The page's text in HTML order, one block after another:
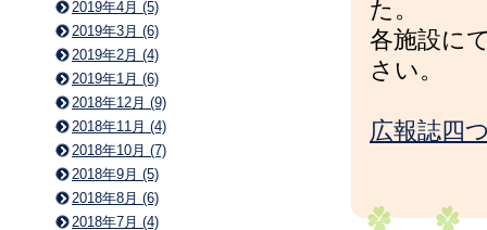
た。
各施設に
さい。
広報誌四
2019年4月 (5)
2019年3月 (6)
2019年2月 (4)
2019年1月 (6)
2018年12月 (9)
2018年11月 (4)
2018年10月 (7)
2018年9月 (5)
2018年8月 (6)
2018年7月 (4)